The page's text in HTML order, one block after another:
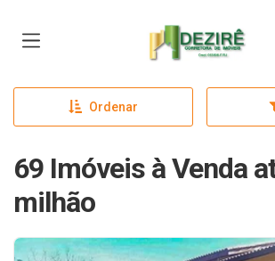
Página inicial
Ordenar
69 Imóveis à Venda
milhão